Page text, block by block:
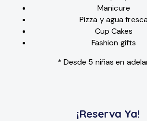
Manicure
Pizza y agua
Cup Cakes
Fashion gifts
* Desde 5 niñas en
¡Reserva Ya!